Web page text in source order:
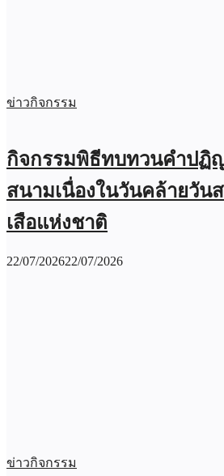
ข่าวกิจกรรม
กิจกรรมพิธีทบทวนคำปฏิ
สนามเนื่องในวันคล้ายวั
เสือแห่งชาติ
22/07/202622/07/2026
ข่าวกิจกรรม